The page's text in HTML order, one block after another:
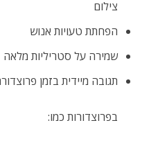
צילום
הפחתת טעויות אנוש
שמירה על סטריליות מלאה
תגובה מיידית בזמן
בפרוצדורות כמו: